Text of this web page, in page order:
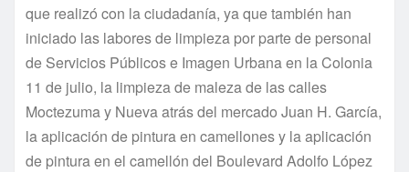
que realizó con la ciudadaní­a, ya que también han
iniciado las labores de limpieza por parte de personal
de Servicios Públicos e Imagen Urbana en la Colonia
11 de julio, la limpieza de maleza de las calles
Moctezuma y Nueva atrás del mercado Juan H. Garcí­a,
la aplicación de pintura en camellones y la aplicación
de pintura en el camellón del Boulevard Adolfo López